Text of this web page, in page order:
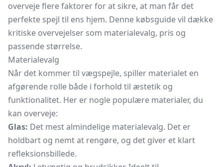
overveje flere faktorer for at sikre, at man får det
perfekte spejl til ens hjem. Denne købsguide vil dække
kritiske overvejelser som materialevalg, pris og
passende størrelse.
Materialevalg
Når det kommer til vægspejle, spiller materialet en
afgørende rolle både i forhold til æstetik og
funktionalitet. Her er nogle populære materialer, du
kan overveje:
Glas: Det mest almindelige materialevalg. Det er
holdbart og nemt at rengøre, og det giver et klart
refleksionsbillede.